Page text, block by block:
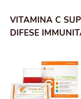
VITAMINA C
DIFESE